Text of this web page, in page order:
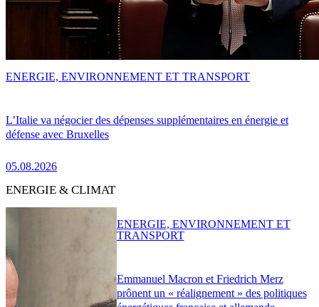
L’Italie va négocier des dépenses supplémentaires en énergie et
défense avec Bruxelles
05.08.2026
ENERGIE, ENVIRONNEMENT ET TRANSPORT
ENERGIE & CLIMAT
Emmanuel Macron et Friedrich Merz
prônent un « réalignement » des politiques
ENERGIE, ENVIRONNEMENT ET
TRANSPORT